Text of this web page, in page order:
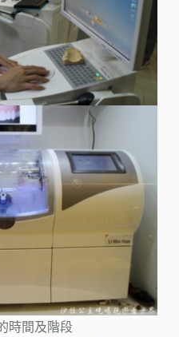
時間及階段